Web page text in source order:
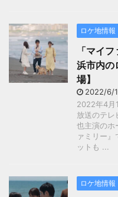
ロケ地情報
「マイ
浜市内の
場】
2022/6/
2022年4月
放送のテレ
也主演のホ
ァミリー
ットも ...
ロケ地情報